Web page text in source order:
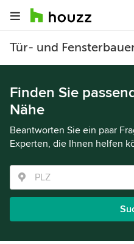
Tür- und
Finden Sie
Nähe
Beantworten Sie ein paar
Experten, die Ihnen helfen